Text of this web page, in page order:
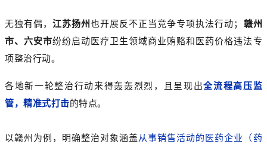
无独有偶，江苏扬州也开展反不正当竞争专项执法行动； 赣州
市、六安市纷纷启动 医疗卫生领域商业贿赂和医药价格违法专
项整治行动。
各地新一轮整治行动来得轰轰烈烈，且呈现出全流程高压监
管，精准式打击的特点。
以赣州为例，明确整治对象涵盖 从事销售活动的医药企业（药